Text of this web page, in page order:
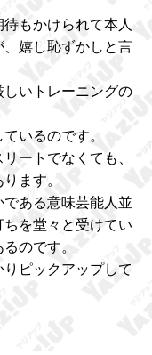
もかけられて本人
嬉し恥ずかしと言
いトレーニングの
いるのです。
ートでなくても、
ます。
ある意味芸能人並
を堂々と受けてい
のです。
ピックアップして